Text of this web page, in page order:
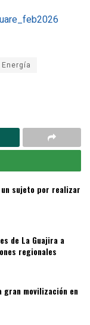
Energía
sujeto por realizar
de La Guajira a
regionales
gran movilización en